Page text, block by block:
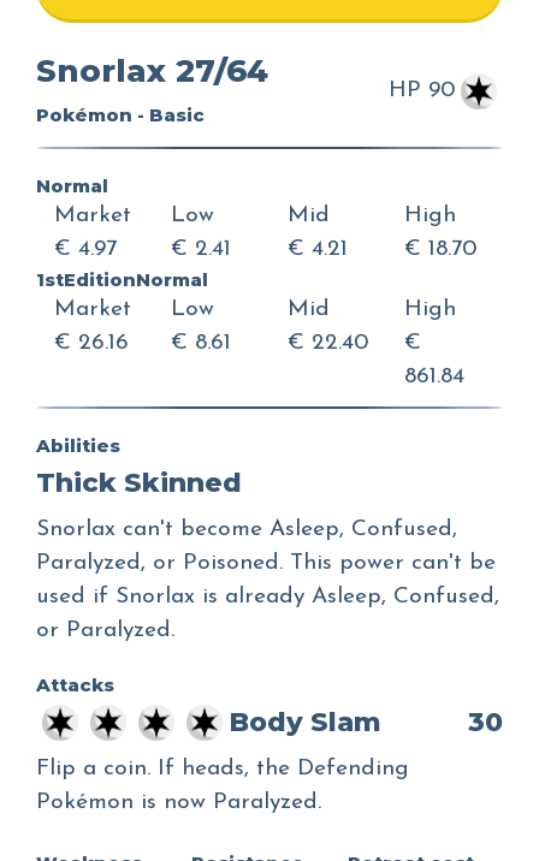
Snorlax 27/64
Pokémon - Basic
HP 90
Normal
Market
€ 4.97
Low
€ 2.41
Mid
€ 4.21
High
€ 18.70
1stEditionNormal
Market
€ 26.16
Low
€ 8.61
Mid
€ 22.40
High
€
861.84
Abilities
Thick Skinned
Snorlax can't become Asleep, Confused,
Paralyzed, or Poisoned. This power can't be
used if Snorlax is already Asleep, Confused,
or Paralyzed.
Attacks
Body Slam 30
Flip a coin. If heads, the Defending
Pokémon is now Paralyzed.